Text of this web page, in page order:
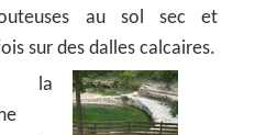
au sol sec et
sur des dalles calcaires.
la